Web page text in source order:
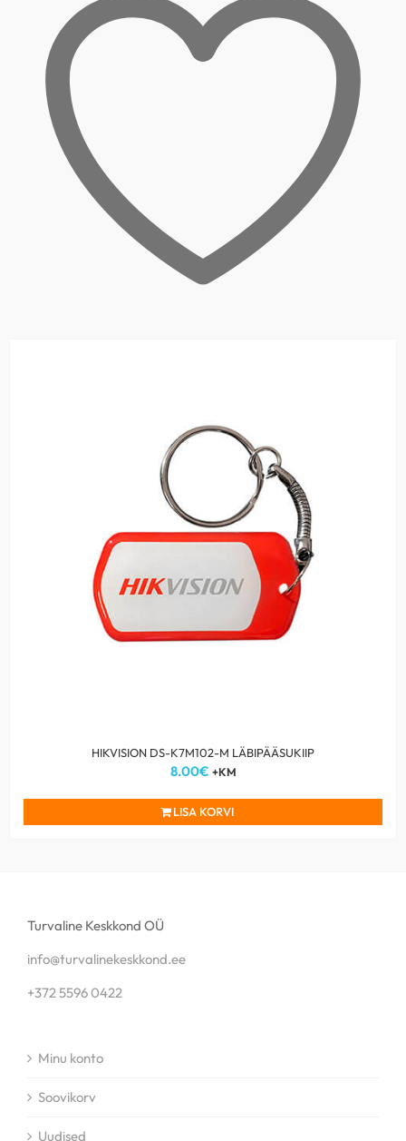
HIKVISION DS-K7M102-M LÄBIPÄÄSUKIIP
8.00€ +KM
LISA KORVI
Turvaline Keskkond OÜ
info@turvalinekeskkond.ee
+372 5596 0422
Minu konto
Soovikorv
Uudised